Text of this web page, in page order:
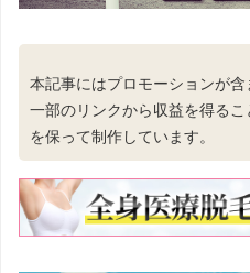
本記事にはプロモーションが含
一部のリンクから収益を得る
を保って制作しています。